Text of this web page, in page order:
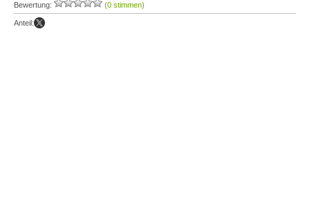
Bewertung: (0 stimmen)
Anteil: